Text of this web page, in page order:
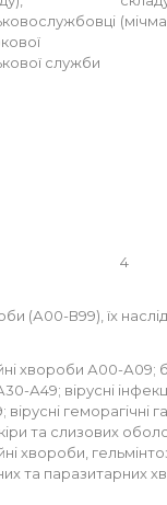
служби
4
(А00-В99), їх
хвороби А00-А09;
А49; вірусні
геморагічні
та слизових
хвороби,
та паразитарних